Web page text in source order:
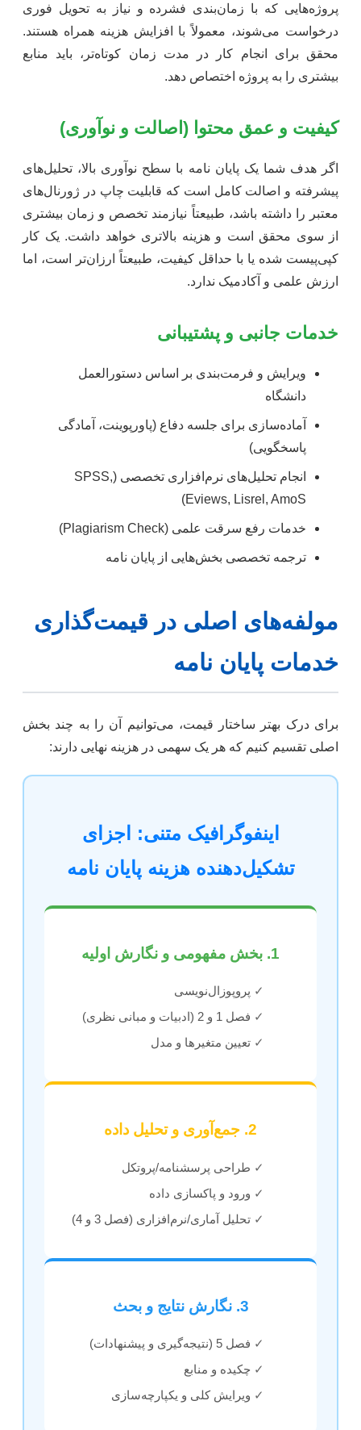
پروژه‌هایی که با زمان‌بندی فشرده و نیاز به تحویل فوری
درخواست می‌شوند، معمولاً با افزایش هزینه همراه هستند.
محقق برای انجام کار در مدت زمان کوتاه‌تر، باید منابع
بیشتری را به پروژه اختصاص دهد.
کیفیت و عمق محتوا (اصالت و نوآوری)
اگر هدف شما یک پایان نامه با سطح نوآوری بالا، تحلیل‌های
پیشرفته و اصالت کامل است که قابلیت چاپ در ژورنال‌های
معتبر را داشته باشد، طبیعتاً نیازمند تخصص و زمان بیشتری
از سوی محقق است و هزینه بالاتری خواهد داشت. یک کار
کپی‌پیست شده یا با حداقل کیفیت، طبیعتاً ارزان‌تر است، اما
ارزش علمی و آکادمیک ندارد.
خدمات جانبی و پشتیبانی
ویرایش و فرمت‌بندی بر اساس دستورالعمل
دانشگاه
آماده‌سازی برای جلسه دفاع (پاورپوینت، آمادگی
پاسخگویی)
انجام تحلیل‌های نرم‌افزاری تخصصی (SPSS,
Eviews, Lisrel, AmoS)
خدمات رفع سرقت علمی (Plagiarism Check)
ترجمه تخصصی بخش‌هایی از پایان نامه
مولفه‌های اصلی در قیمت‌گذاری
خدمات پایان نامه
برای درک بهتر ساختار قیمت، می‌توانیم آن را به چند بخش
اصلی تقسیم کنیم که هر یک سهمی در هزینه نهایی دارند:
اینفوگرافیک متنی: اجزای
تشکیل‌دهنده هزینه پایان نامه
1. بخش مفهومی و نگارش اولیه
✓ پروپوزال‌نویسی
✓ فصل 1 و 2 (ادبیات و مبانی نظری)
✓ تعیین متغیرها و مدل
2. جمع‌آوری و تحلیل داده
✓ طراحی پرسشنامه/پروتکل
✓ ورود و پاکسازی داده
✓ تحلیل آماری/نرم‌افزاری (فصل 3 و 4)
3. نگارش نتایج و بحث
✓ فصل 5 (نتیجه‌گیری و پیشنهادات)
✓ چکیده و منابع
✓ ویرایش کلی و یکپارچه‌سازی